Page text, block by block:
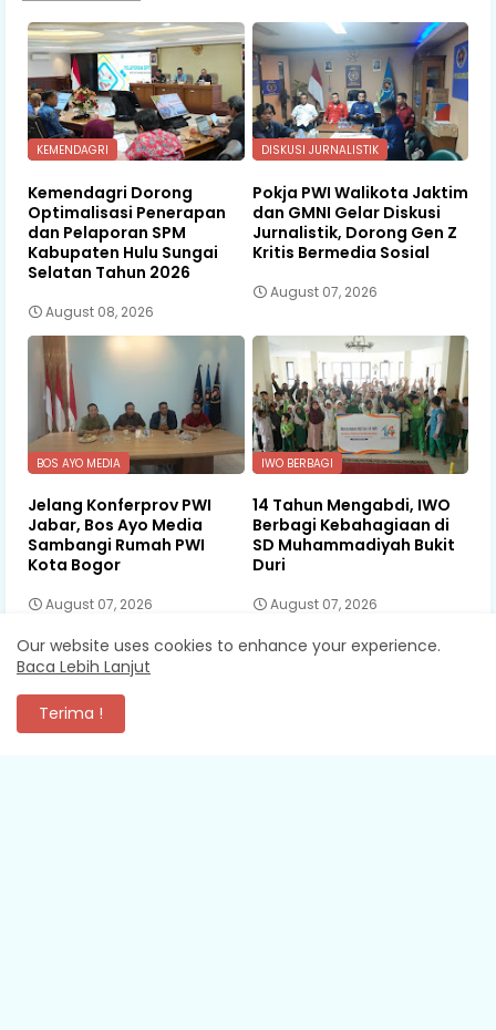
KEMENDAGRI
Kemendagri Dorong
Optimalisasi Penerapan
dan Pelaporan SPM
Kabupaten Hulu Sungai
Selatan Tahun 2026
August 08, 2026
DISKUSI JURNALISTIK
Pokja PWI Walikota Jaktim
dan GMNI Gelar Diskusi
Jurnalistik, Dorong Gen Z
Kritis Bermedia Sosial
August 07, 2026
BOS AYO MEDIA
Jelang Konferprov PWI
Jabar, Bos Ayo Media
Sambangi Rumah PWI
Kota Bogor
August 07, 2026
IWO BERBAGI
14 Tahun Mengabdi, IWO
Berbagi Kebahagiaan di
SD Muhammadiyah Bukit
Duri
August 07, 2026
KOMENTAR
Our website uses cookies to enhance your experience.
Baca Lebih Lanjut
Terima !